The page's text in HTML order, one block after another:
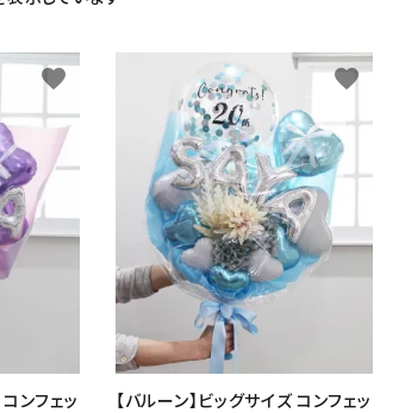
ンド オーダーメイドバルーン
バルーン について
のご説明
ンフェッ
favorite
【バルーン】ビッグサイズ コンフェッ
favorite